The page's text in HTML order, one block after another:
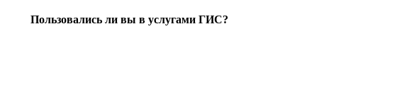
Пользовались ли вы в услугами ГИС?